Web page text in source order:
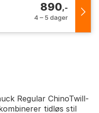
890,-
4 – 5 dager
Regular ChinoTwill-
tidløs stil